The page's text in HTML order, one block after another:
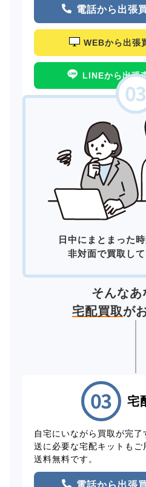
電話から出張
WEBから出張
LINEから出張
日中にまとまった
非対面で買取して
そんなあ
宅配買取が
宅
自宅にいながら買取が完
送に必要な宅配キットも
送料無料です。
電話から出張